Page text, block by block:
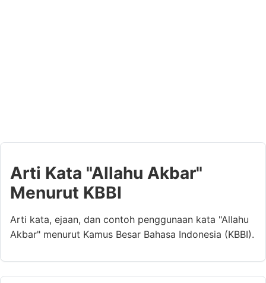
Arti Kata "Allahu Akbar"
Menurut KBBI
Arti kata, ejaan, dan contoh penggunaan kata "Allahu
Akbar" menurut Kamus Besar Bahasa Indonesia (KBBI).